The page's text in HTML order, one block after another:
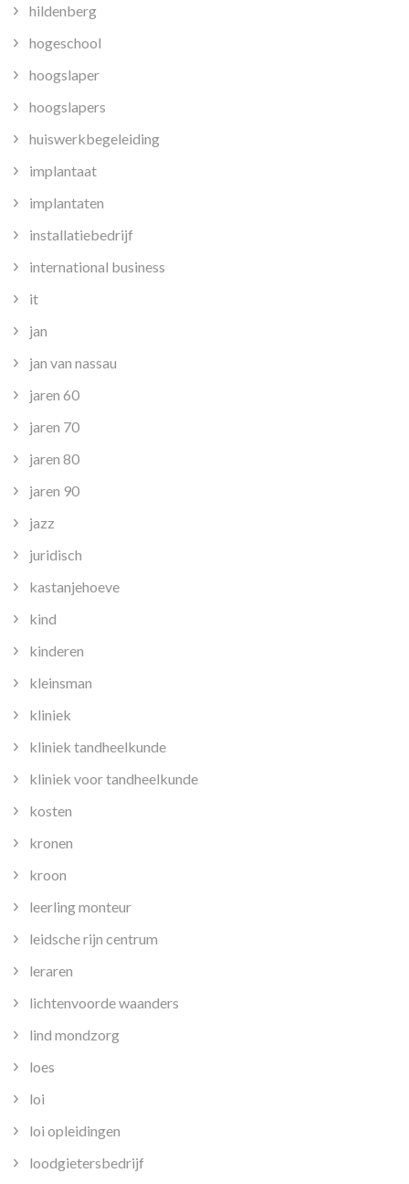
hildenberg
hogeschool
hoogslaper
hoogslapers
huiswerkbegeleiding
implantaat
implantaten
installatiebedrijf
international business
it
jan
jan van nassau
jaren 60
jaren 70
jaren 80
jaren 90
jazz
juridisch
kastanjehoeve
kind
kinderen
kleinsman
kliniek
kliniek tandheelkunde
kliniek voor tandheelkunde
kosten
kronen
kroon
leerling monteur
leidsche rijn centrum
leraren
lichtenvoorde waanders
lind mondzorg
loes
loi
loi opleidingen
loodgietersbedrijf